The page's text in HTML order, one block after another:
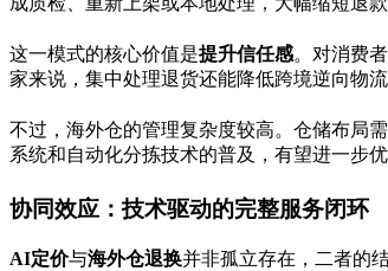
这一模式的核心价值是提升信任感。对消费
家来说，集中处理退货还能降低跨境逆向物
不过，海外仓的管理复杂度较高。仓储布局
系统和自动化分拣技术的普及，有望进一步优
协同效应：技术驱动的完整服务闭环
AI定价与海外仓退换并非孤立存在，二者的